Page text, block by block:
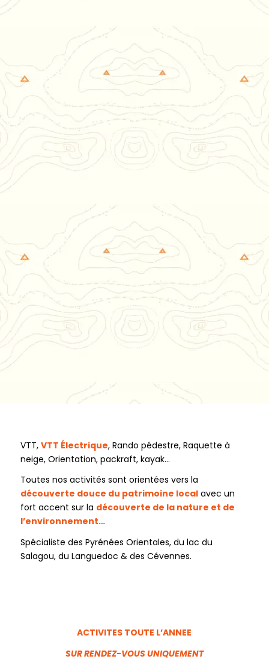
VTT, VTT Électrique, Rando pédestre, Raquette à
neige, Orientation, packraft, kayak…
Toutes nos activités sont orientées vers la
découverte douce du patrimoine localavec un
fort accent sur la découverte de la nature et de
l’environnement…
Spécialiste des Pyrénées Orientales, du lac du
Salagou, du Languedoc & des Cévennes.
ACTIVITES TOUTE L’ANNEE
SUR RENDEZ-VOUS UNIQUEMENT